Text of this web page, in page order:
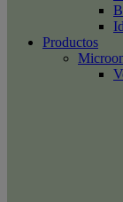
Productos